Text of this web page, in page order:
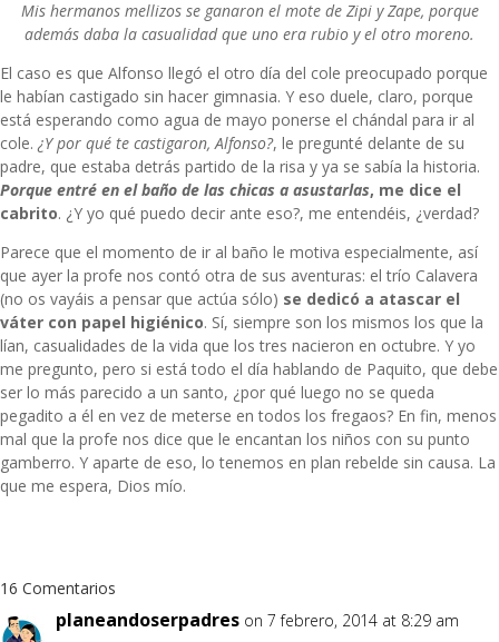
Mis hermanos mellizos se ganaron el mote de Zipi y Zape, porque
además daba la casualidad que uno era rubio y el otro moreno.
El caso es que Alfonso llegó el otro día del cole preocupado porque
le habían castigado sin hacer gimnasia. Y eso duele, claro, porque
está esperando como agua de mayo ponerse el chándal para ir al
cole. ¿Y por qué te castigaron, Alfonso?, le pregunté delante de su
padre, que estaba detrás partido de la risa y ya se sabía la historia.
Porque entré en el baño de las chicas a asustarlas, me dice el
cabrito. ¿Y yo qué puedo decir ante eso?, me entendéis, ¿verdad?
Parece que el momento de ir al baño le motiva especialmente, así
que ayer la profe nos contó otra de sus aventuras: el trío Calavera
(no os vayáis a pensar que actúa sólo) se dedicó a atascar el
váter con papel higiénico. Sí, siempre son los mismos los que la
lían, casualidades de la vida que los tres nacieron en octubre. Y yo
me pregunto, pero si está todo el día hablando de Paquito, que debe
ser lo más parecido a un santo, ¿por qué luego no se queda
pegadito a él en vez de meterse en todos los fregaos? En fin, menos
mal que la profe nos dice que le encantan los niños con su punto
gamberro. Y aparte de eso, lo tenemos en plan rebelde sin causa. La
que me espera, Dios mío.
16 Comentarios
planeandoserpadres on 7 febrero, 2014 at 8:29 am